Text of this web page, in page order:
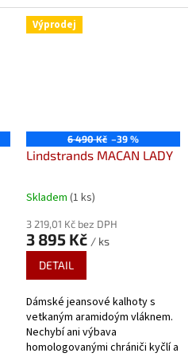
Výprodej
6 490 Kč –39 %
Lindstrands MACAN LADY
Skladem (1 ks)
3 219,01 Kč bez DPH
3 895 Kč / ks
DETAIL
Dámské jeansové kalhoty s
vetkaným aramidoým vláknem.
Nechybí ani výbava
homologovanými chrániči kyčlí a